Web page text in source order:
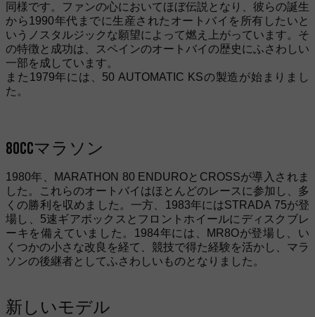
同様です。ファンの心においてほぼ伝説となり、彼らの誕生
から1990年代までに生産されたオートバイを所有したいと
いうノスタルジックな願望によって燃え上がっています。そ
の特徴と成功は、スペインのオートバイの歴史にふさわしい
一部を成しています。
また1979年には、50 AUTOMATIC KSの製造が始まりまし
た。
80ccマラソン
1980年、MARATHON 80 ENDUROとCROSSが導入されま
した。これらのオートバイはほとんどのレースに参加し、多
くの勝利を収めました。一方、1983年にはSTRADA 75が登
場し、5速ギアボックスとフロントホイールにディスクブレ
ーキを備えていました。1984年には、MR8Oが登場し、い
くつかの小さな改良を経て、競技で得た経験を活かし、マラ
ソンの後継者としてふさわしいものとなりました。
新しいモデル